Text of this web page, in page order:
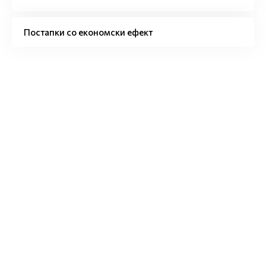
Постапки со економски ефект